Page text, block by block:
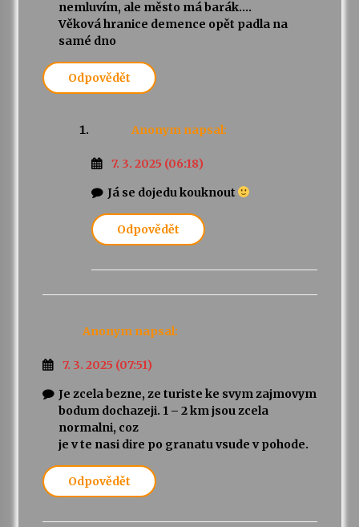
nemluvím, ale město má barák….
Věková hranice demence opět padla na
samé dno
Odpovědět
Anonym napsal:
7. 3. 2025 (06:18)
Já se dojedu kouknout
Odpovědět
Anonym napsal:
7. 3. 2025 (07:51)
Je zcela bezne, ze turiste ke svym zajmovym
bodum dochazeji. 1 – 2 km jsou zcela
normalni, coz
je v te nasi dire po granatu vsude v pohode.
Odpovědět